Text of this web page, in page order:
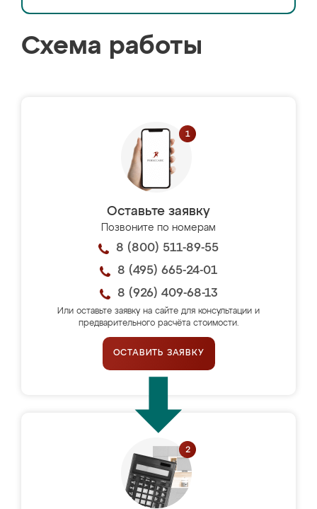
Схема работы
Оставьте заявку
Позвоните по номерам
8 (800) 511-89-55
8 (495) 665-24-01
8 (926) 409-68-13
Или оставьте заявку на сайте для консультации и
предварительного расчёта стоимости.
ОСТАВИТЬ ЗАЯВКУ